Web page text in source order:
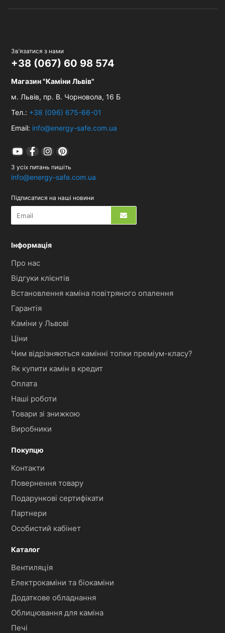
Зв’язатися з нами
+38 (067) 60 98 574
Магазин "Каміни Львів"
м. Львів, пр. В. Чорновола, 16 Б
Тел.: +38 (096) 675-66-01
Email: info@energy-safe.com.ua
З усіх питань пишіть
info@energy-safe.com.ua
Підписатися на наші новини
Інформація
Про нас
Відгуки клієнтів
Встановлення каміна повітряного опалення
Гарантія
Каміни у Львові
Ціни
Чим відрізняються камінні топки преміум-класу?
Як купити камін в кредит
Оплата
Наші роботи
Товари зі знижкою
Виробники
Покупцю
Контакти
Повернення товару
Подарункові сертифікати
Партнери
Особистий кабінет
Каталог
Вентиляція
Електрокаміни та біокаміни
Додаткове обладнання
Облицювання для каміна
Печі